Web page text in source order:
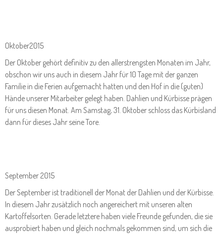
Oktober2015
Der Oktober gehört definitiv zu den allerstrengsten Monaten im Jahr,
obschon wir uns auch in diesem Jahr für 10 Tage mit der ganzen
Familie in die Ferien aufgemacht hatten und den Hof in die (guten)
Hände unserer Mitarbeiter gelegt haben. Dahlien und Kürbisse prägen
für uns diesen Monat. Am Samstag, 31. Oktober schloss das Kürbisland
dann für dieses Jahr seine Tore.
September 2015
Der September ist traditionell der Monat der Dahlien und der Kürbisse.
In diesem Jahr zusätzlich noch angereichert mit unseren alten
Kartoffelsorten. Gerade letztere haben viele Freunde gefunden, die sie
ausprobiert haben und gleich nochmals gekommen sind, um sich die